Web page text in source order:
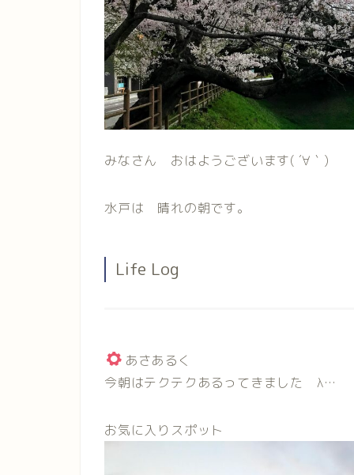
みなさん おはようございます( ´∀｀)
水戸は 晴れの朝です。
Life Log
あさあるく
今朝はテクテクあるってきました λ…
お気に入りスポット